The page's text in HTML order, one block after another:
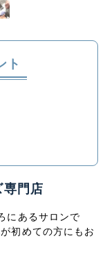
ト
門店
にあるサロンで
初めての方にもお
兵庫県